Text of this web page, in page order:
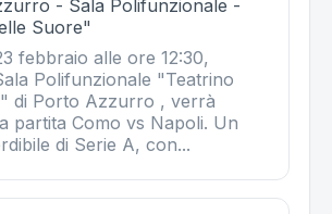
- Sala Polifunzionale -
Suore"
febbraio alle ore 12:30,
Polifunzionale "Teatrino
di Porto Azzurro , verrà
partita Como vs Napoli. Un
di Serie A, con...